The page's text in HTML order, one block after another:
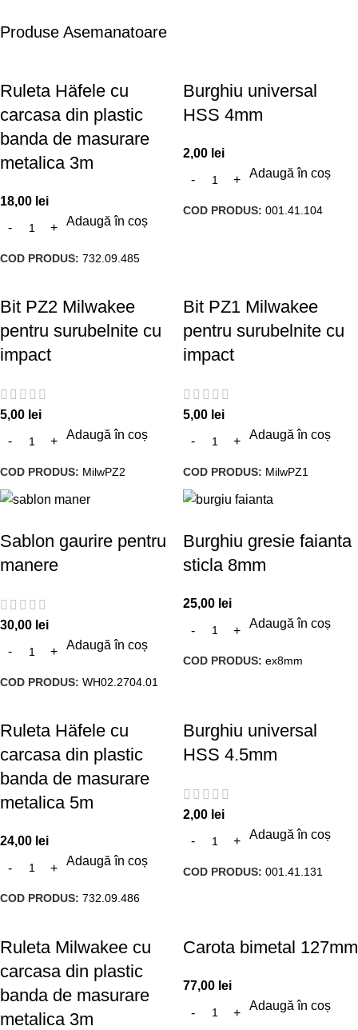
Produse Asemanatoare
Ruleta Häfele cu
carcasa din plastic
banda de masurare
metalica 3m
18,00 lei
Adaugă în coș
COD PRODUS: 732.09.485
Burghiu universal
HSS 4mm
2,00 lei
Adaugă în coș
COD PRODUS: 001.41.104
Bit PZ2 Milwakee
pentru surubelnite cu
impact
5,00 lei
Adaugă în coș
COD PRODUS: MilwPZ2
Bit PZ1 Milwakee
pentru surubelnite cu
impact
5,00 lei
Adaugă în coș
COD PRODUS: MilwPZ1
Sablon gaurire pentru
manere
30,00 lei
Adaugă în coș
COD PRODUS: WH02.2704.01
Burghiu gresie faianta
sticla 8mm
25,00 lei
Adaugă în coș
COD PRODUS: ex8mm
Ruleta Häfele cu
carcasa din plastic
banda de masurare
metalica 5m
24,00 lei
Adaugă în coș
COD PRODUS: 732.09.486
Burghiu universal
HSS 4.5mm
2,00 lei
Adaugă în coș
COD PRODUS: 001.41.131
Ruleta Milwakee cu
carcasa din plastic
banda de masurare
metalica 3m
Carota bimetal 127mm
77,00 lei
Adaugă în coș